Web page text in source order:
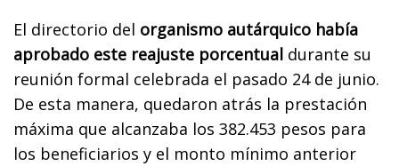
El directorio del organismo autárquico había
aprobado este reajuste porcentual durante su
reunión formal celebrada el pasado 24 de junio.
De esta manera, quedaron atrás la prestación
máxima que alcanzaba los 382.453 pesos para
los beneficiarios y el monto mínimo anterior